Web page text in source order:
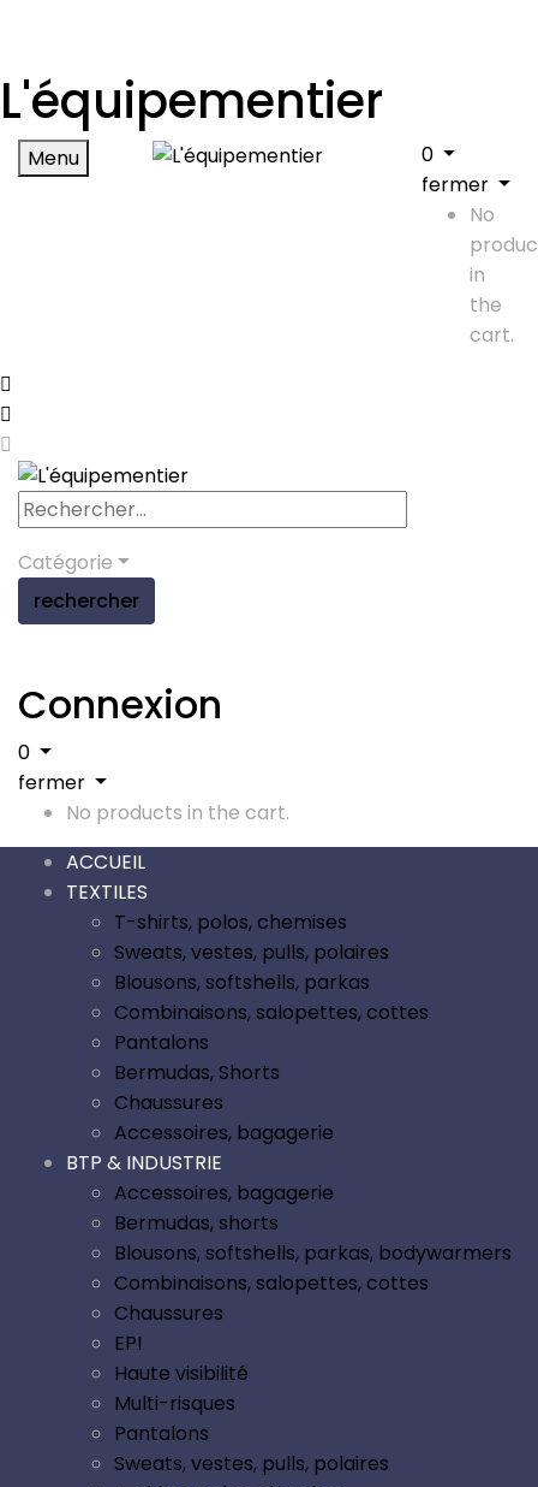
L'équipementier
Menu
0
fermer
No
in
the
cart.
Catégorie
rechercher
Connexion
0
fermer
No products in the cart.
ACCUEIL
TEXTILES
T-shirts, polos, chemises
Sweats, vestes, pulls, polaires
Blousons, softshells, parkas
Combinaisons, salopettes, cottes
Pantalons
Bermudas, Shorts
Chaussures
Accessoires, bagagerie
BTP & INDUSTRIE
Accessoires, bagagerie
Bermudas, shorts
Blousons, softshells, parkas, bodywarmers
Combinaisons, salopettes, cottes
Chaussures
EPI
Haute visibilité
Multi-risques
Pantalons
Sweats, vestes, pulls, polaires